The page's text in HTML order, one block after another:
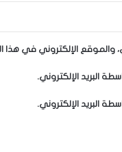
والموقع الإلكتروني في
البريد الإلكتروني.
البريد الإلكتروني.